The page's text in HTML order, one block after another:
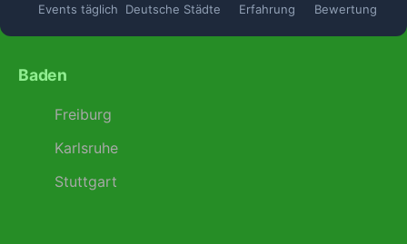
Events täglich Deutsche Städte Erfahrung Bewertung
Baden
Freiburg
Karlsruhe
Stuttgart